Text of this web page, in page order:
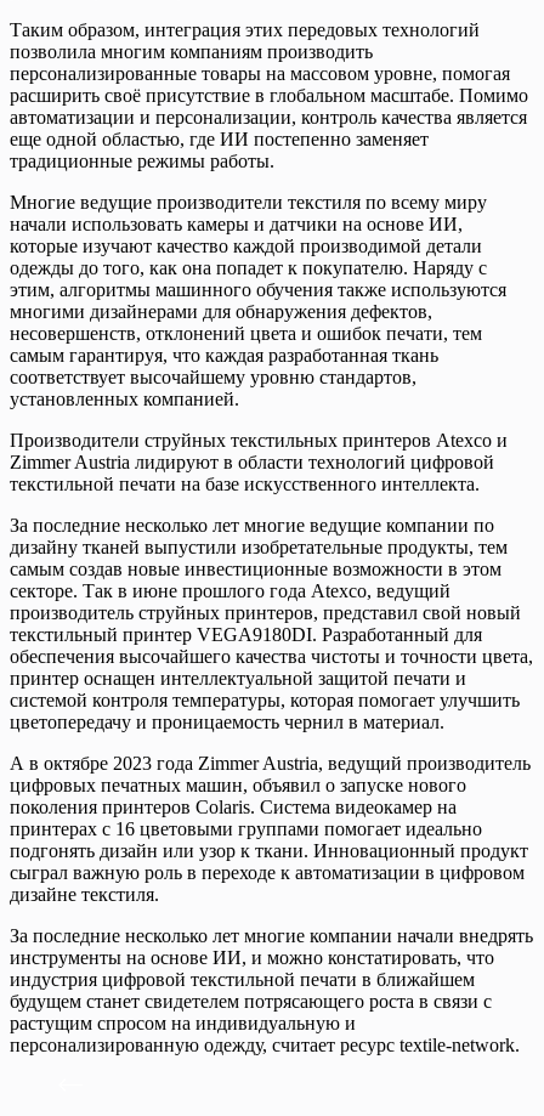
Таким образом, интеграция этих передовых технологий
позволила многим компаниям производить
персонализированные товары на массовом уровне, помогая
расширить своё присутствие в глобальном масштабе. Помимо
автоматизации и персонализации, контроль качества является
еще одной областью, где ИИ постепенно заменяет
традиционные режимы работы.
Многие ведущие производители текстиля по всему миру
начали использовать камеры и датчики на основе ИИ,
которые изучают качество каждой производимой детали
одежды до того, как она попадет к покупателю. Наряду с
этим, алгоритмы машинного обучения также используются
многими дизайнерами для обнаружения дефектов,
несовершенств, отклонений цвета и ошибок печати, тем
самым гарантируя, что каждая разработанная ткань
соответствует высочайшему уровню стандартов,
установленных компанией.
Производители струйных текстильных принтеров Atexco и
Zimmer Austria лидируют в области технологий цифровой
текстильной печати на базе искусственного интеллекта.
За последние несколько лет многие ведущие компании по
дизайну тканей выпустили изобретательные продукты, тем
самым создав новые инвестиционные возможности в этом
секторе. Так в июне прошлого года Atexco, ведущий
производитель струйных принтеров, представил свой новый
текстильный принтер VEGA9180DI. Разработанный для
обеспечения высочайшего качества чистоты и точности цвета,
принтер оснащен интеллектуальной защитой печати и
системой контроля температуры, которая помогает улучшить
цветопередачу и проницаемость чернил в материал.
А в октябре 2023 года Zimmer Austria, ведущий производитель
цифровых печатных машин, объявил о запуске нового
поколения принтеров Colaris. Система видеокамер на
принтерах с 16 цветовыми группами помогает идеально
подгонять дизайн или узор к ткани. Инновационный продукт
сыграл важную роль в переходе к автоматизации в цифровом
дизайне текстиля.
За последние несколько лет многие компании начали внедрять
инструменты на основе ИИ, и можно констатировать, что
индустрия цифровой текстильной печати в ближайшем
будущем станет свидетелем потрясающего роста в связи с
растущим спросом на индивидуальную и
персонализированную одежду, считает ресурс textile-network.